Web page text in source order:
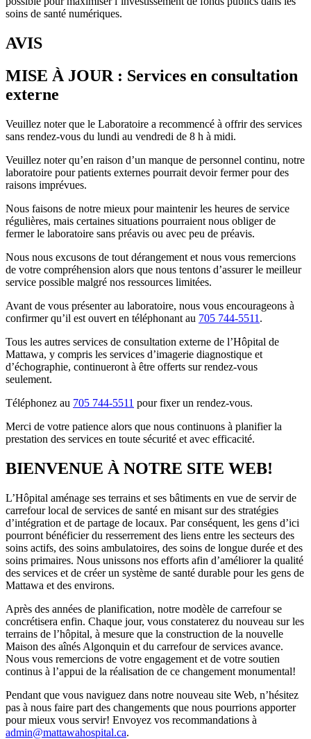
soins de santé numériques.
AVIS
MISE À JOUR : Services en consultation
externe
Veuillez noter que le Laboratoire a recommencé à offrir des services
sans rendez-vous du lundi au vendredi de 8 h à midi.
Veuillez noter qu’en raison d’un manque de personnel continu, notre
laboratoire pour patients externes pourrait devoir fermer pour des
raisons imprévues.
Nous faisons de notre mieux pour maintenir les heures de service
régulières, mais certaines situations pourraient nous obliger de
fermer le laboratoire sans préavis ou avec peu de préavis.
Nous nous excusons de tout dérangement et nous vous remercions
de votre compréhension alors que nous tentons d’assurer le meilleur
service possible malgré nos ressources limitées.
Avant de vous présenter au laboratoire, nous vous encourageons à
confirmer qu’il est ouvert en téléphonant au 705 744-5511 .
Tous les autres services de consultation externe de l’Hôpital de
Mattawa, y compris les services d’imagerie diagnostique et
d’échographie, continueront à être offerts sur rendez-vous
seulement.
Téléphonez au 705 744-5511 pour fixer un rendez-vous.
Merci de votre patience alors que nous continuons à planifier la
prestation des services en toute sécurité et avec efficacité.
BIENVENUE À NOTRE SITE WEB!
L’Hôpital aménage ses terrains et ses bâtiments en vue de servir de
carrefour local de services de santé en misant sur des stratégies
d’intégration et de partage de locaux. Par conséquent, les gens d’ici
pourront bénéficier du resserrement des liens entre les secteurs des
soins actifs, des soins ambulatoires, des soins de longue durée et des
soins primaires. Nous unissons nos efforts afin d’améliorer la qualité
des services et de créer un système de santé durable pour les gens de
Mattawa et des environs.
Après des années de planification, notre modèle de carrefour se
concrétisera enfin. Chaque jour, vous constaterez du nouveau sur les
terrains de l’hôpital, à mesure que la construction de la nouvelle
Maison des aînés Algonquin et du carrefour de services avance.
Nous vous remercions de votre engagement et de votre soutien
continus à l’appui de la réalisation de ce changement monumental!
Pendant que vous naviguez dans notre nouveau site Web, n’hésitez
pas à nous faire part des changements que nous pourrions apporter
pour mieux vous servir! Envoyez vos recommandations à
admin@mattawahospital.ca.